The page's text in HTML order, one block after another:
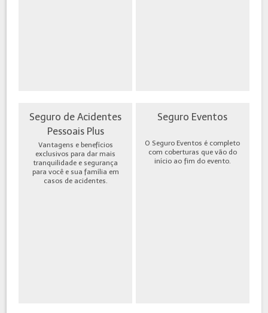
Seguro de Acidentes
Pessoais Plus
Vantagens e benefícios
exclusivos para dar mais
tranquilidade e segurança
para você e sua família em
casos de acidentes.
Seguro Eventos
O Seguro Eventos é completo
com coberturas que vão do
início ao fim do evento.